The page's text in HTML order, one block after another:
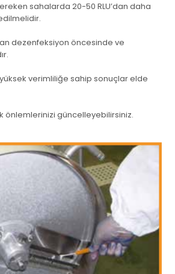
sahalarda 20-50 RLU’dan daha
dezenfeksiyon öncesinde ve
verimliliğe sahip sonuçlar elde
önlemlerinizi güncelleyebilirsiniz.